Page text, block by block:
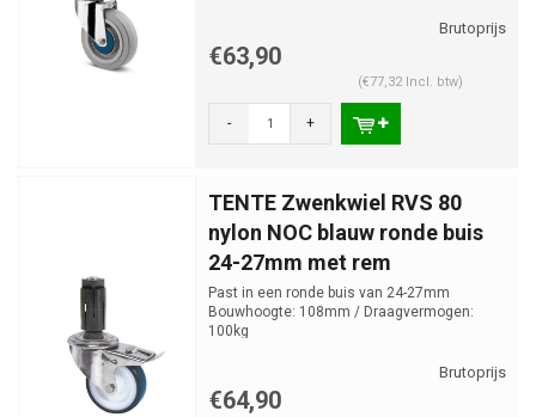
€63,90
(€77,32 Incl. btw)
- +
TENTE Zwenkwiel RVS 80
nylon NOC blauw ronde buis
24-27mm met rem
Past in een ronde buis van 24-27mm
Bouwhoogte: 108mm / Draagvermogen:
100kg
€64,90